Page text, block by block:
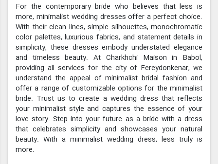
For the contemporary bride who believes that less is
more, minimalist wedding dresses offer a perfect choice.
With their clean lines, simple silhouettes, monochromatic
color palettes, luxurious fabrics, and statement details in
simplicity, these dresses embody understated elegance
and timeless beauty. At Charkhchi Maison in Babol,
providing all services for the city of Fereydonkenar, we
understand the appeal of minimalist bridal fashion and
offer a range of customizable options for the minimalist
bride. Trust us to create a wedding dress that reflects
your minimalist style and captures the essence of your
love story. Step into your future as a bride with a dress
that celebrates simplicity and showcases your natural
beauty. With a minimalist wedding dress, less truly is
more.